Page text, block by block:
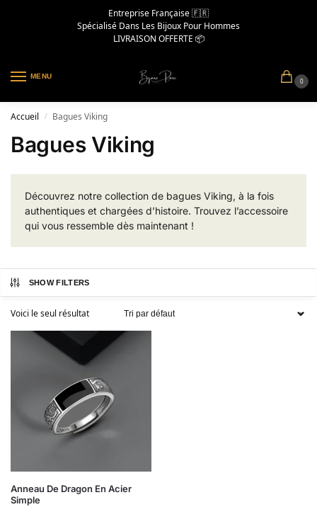
Entreprise Française 🇫🇷
Spécialisé Dans Les Bijoux Pour Hommes
LIVRAISON OFFERTE 📦
MENU
0
Accueil / Bagues Viking
Bagues Viking
Découvrez notre collection de bagues Viking, à la fois
authentiques et chargées d’histoire. Trouvez l’accessoire
qui vous ressemble dès maintenant !
SHOW FILTERS
Voici le seul résultat
Anneau De Dragon En Acier
Simple